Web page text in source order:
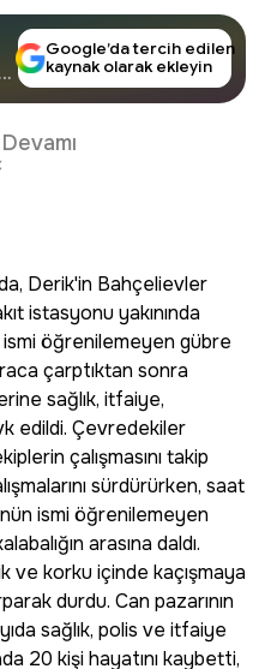
Google’da tercih edilen
kaynak olarak ekleyin
Derik'in Bahçelievler
istasyonu yakınında
öğrenilemeyen gübre
çarptıktan sonra
sağlık, itfaiye,
edildi. Çevredekiler
çalışmasını takip
sürdürürken, saat
ismi öğrenilemeyen
arasına daldı.
ve korku içinde kaçışmaya
durdu. Can pazarının
sağlık, polis ve itfaiye
20 kişi hayatını kaybetti,